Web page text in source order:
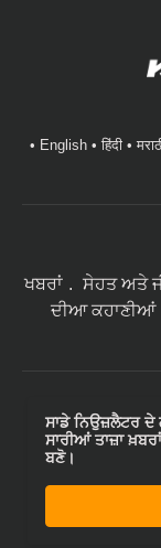
English हिंदी
ਖਬਰਾਂ ਸੇਹਤ ਅਤੇ
ਦੀਆ ਕਹਾਣੀਆਂ
ਸਾਡੇ ਨਿਉਜ਼ਲੈਟਰ ਦੇ
ਸਾਰੀਆਂ ਤਾਜ਼ਾ
ਬਣੋ।